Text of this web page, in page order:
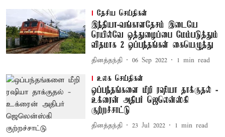
தேசிய செய்திகள்
இந்தியா-வங்காளதேசம் இடையே
ரெயில்வே ஒத்துழைப்பை மேம்படுத்தும்
விதமாக 2 ஒப்பந்தங்கள் கையெழுத்து
தினத்தந்தி 06 Sep 2022 1 min read
உலக செய்திகள்
ஒப்பந்தங்களை மீறி ரஷியா தாக்குதல் -
உக்ரைன் அதிபர் ஜெலென்ஸ்கி
குற்றச்சாட்டு
தினத்தந்தி 23 Jul 2022 1 min read